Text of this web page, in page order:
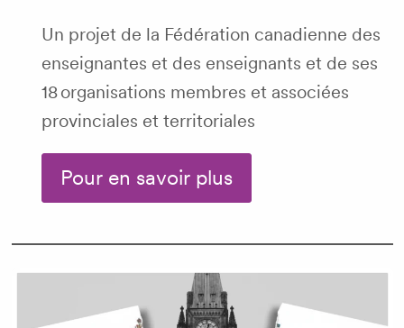
Un projet de la Fédération canadienne des
enseignantes et des enseignants et de ses
18 organisations membres et associées
provinciales et territoriales
Pour en savoir plus